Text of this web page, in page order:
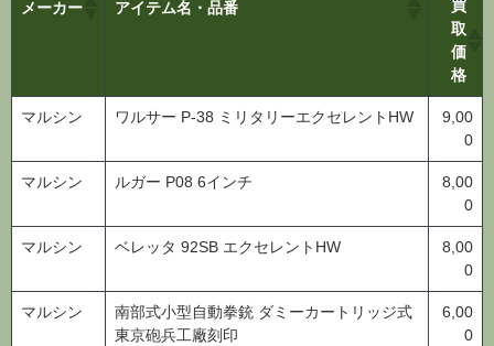
取
価
格
マルシン ワルサー P-38 ミリタリーエクセレントHW
9,00
0
マルシン ルガー P08 6インチ
8,00
0
マルシン ベレッタ 92SB エクセレントHW
8,00
0
マルシン
南部式小型自動拳銃 ダミーカートリッジ式
東京砲兵工廠刻印
6,00
0